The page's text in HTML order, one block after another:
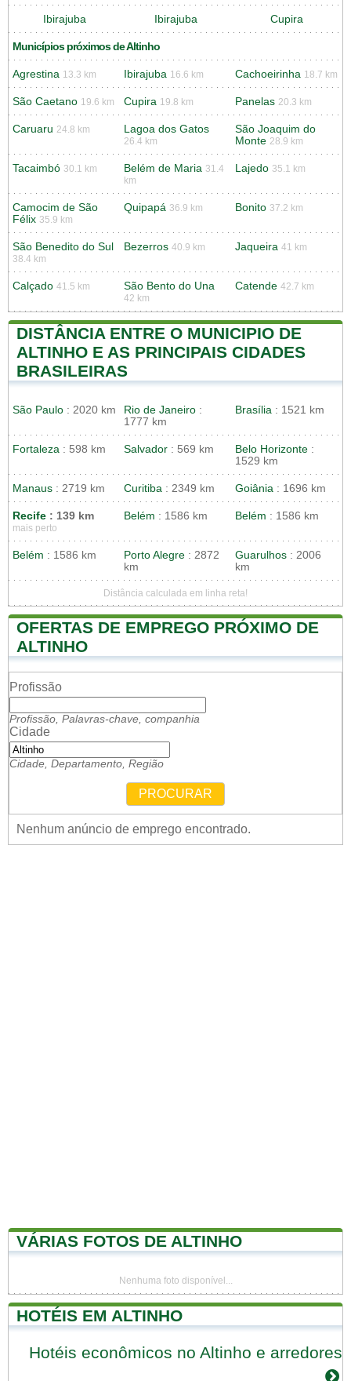
Ibirajuba Ibirajuba Cupira
Municípios próximos de Altinho
Agrestina 13.3 km Ibirajuba 16.6 km Cachoeirinha 18.7 km
São Caetano 19.6 km Cupira 19.8 km Panelas 20.3 km
Caruaru 24.8 km Lagoa dos Gatos
26.4 km
São Joaquim do
Monte 28.9 km
Tacaimbó 30.1 km Belém de Maria 31.4
km
Lajedo 35.1 km
Camocim de São
Félix 35.9 km
Quipapá 36.9 km Bonito 37.2 km
São Benedito do Sul
38.4 km
Bezerros 40.9 km Jaqueira 41 km
Calçado 41.5 km São Bento do Una
42 km
Catende 42.7 km
DISTÂNCIA ENTRE O MUNICIPIO DE
ALTINHO E AS PRINCIPAIS CIDADES
BRASILEIRAS
São Paulo : 2020 km Rio de Janeiro :
1777 km
Brasília : 1521 km
Fortaleza : 598 km Salvador : 569 km Belo Horizonte :
1529 km
Manaus : 2719 km Curitiba : 2349 km Goiânia : 1696 km
Recife : 139 km
mais perto
Belém : 1586 km Belém : 1586 km
Belém : 1586 km Porto Alegre : 2872
km
Guarulhos : 2006
km
Distância calculada em linha reta!
OFERTAS DE EMPREGO PRÓXIMO DE
ALTINHO
Profissão
Profissão, Palavras-chave, companhia
Cidade
Cidade, Departamento, Região
PROCURAR
Nenhum anúncio de emprego encontrado.
VÁRIAS FOTOS DE ALTINHO
Nenhuma foto disponível...
HOTÉIS EM ALTINHO
Hotéis econômicos no Altinho e arredores